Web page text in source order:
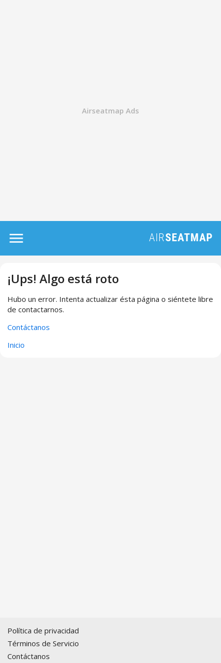
¡Ups! Algo está roto
Hubo un error. Intenta actualizar ésta página o siéntete libre
de contactarnos.
Contáctanos
Inicio
Política de privacidad
Términos de Servicio
Contáctanos